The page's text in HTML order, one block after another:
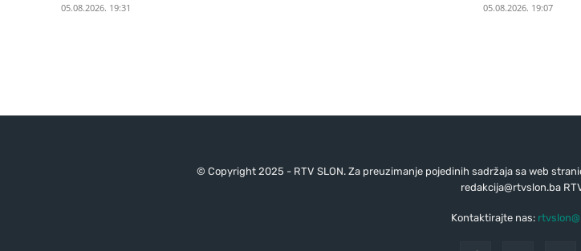
05.08.2026. 19:31 05.08.2026. 19:07
© Copyright 2025 - RTV SLON. Za preuzimanje pojedinih sadržaja sa web
redakcija@rtvslon.ba
Kontaktirajte nas: